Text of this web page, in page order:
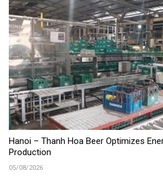
Hanoi – Thanh Hoa Beer Optimizes
Production
05/08/2026